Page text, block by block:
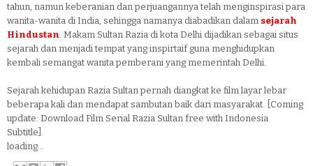
tahun, namun keberanian dan perjuangannya telah menginspirasi para
wanita-wanita di India, sehingga namanya diabadikan dalam sejarah
Hindustan . Makam Sultan Razia di kota Delhi dijadikan sebagai situs
sejarah dan menjadi tempat yang inspirtaif guna menghidupkan
kembali semangat wanita pemberani yang memerintah Delhi.
Sejarah kehidupan Razia Sultan pernah diangkat ke film layar lebar
beberapa kali dan mendapat sambutan baik dari masyarakat. [Coming
update: Download Film Serial Razia Sultan free with Indonesia
Subtitle].
loading...